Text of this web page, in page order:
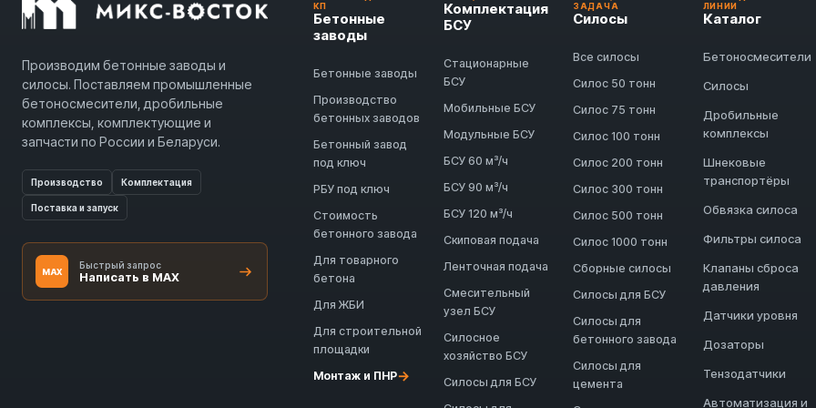
Производим бетонные заводы и
силосы. Поставляем промышленные
бетоносмесители, дробильные
комплексы, комплектующие и
запчасти по России и Беларуси.
Производство Комплектация
Поставка и запуск
MAX
Быстрый запрос
Написать в MAX
КП
Бетонные
заводы
Бетонные заводы
Производство
бетонных заводов
Бетонный завод
под ключ
РБУ под ключ
Стоимость
бетонного завода
Для товарного
бетона
Для ЖБИ
Для строительной
площадки
Монтаж и ПНР→
Комплектация
БСУ
Стационарные
БСУ
Мобильные БСУ
Модульные БСУ
БСУ 60 м³/ч
БСУ 90 м³/ч
БСУ 120 м³/ч
Скиповая подача
Ленточная подача
Смесительный
узел БСУ
Силосное
хозяйство БСУ
Силосы для БСУ
ЗАДАЧА
Силосы
Все силосы
Силос 50 тонн
Силос 75 тонн
Силос 100 тонн
Силос 200 тонн
Силос 300 тонн
Силос 500 тонн
Силос 1000 тонн
Сборные силосы
Силосы для БСУ
Силосы для
бетонного завода
Силосы для
цемента
ЛИНИИ
Каталог
Бетоносмесители
Силосы
Дробильные
комплексы
Шнековые
транспортёры
Обвязка силоса
Фильтры силоса
Клапаны сброса
давления
Датчики уровня
Дозаторы
Тензодатчики
Автоматизация и